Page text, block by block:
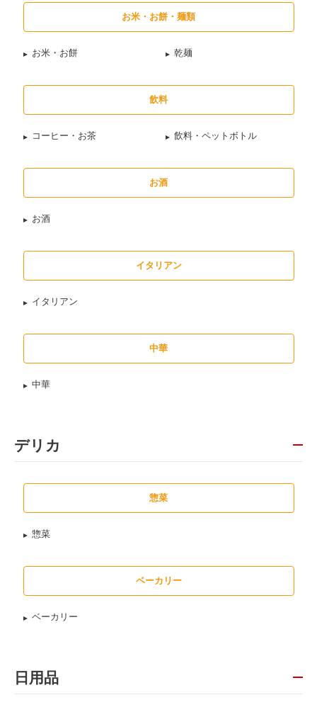
お米・お餅・麺類
お米・お餅 乾麺
飲料
コーヒー・お茶 飲料・ペットボトル
お酒
お酒
イタリアン
イタリアン
中華
中華
デリカ
惣菜
惣菜
ベーカリー
ベーカリー
日用品